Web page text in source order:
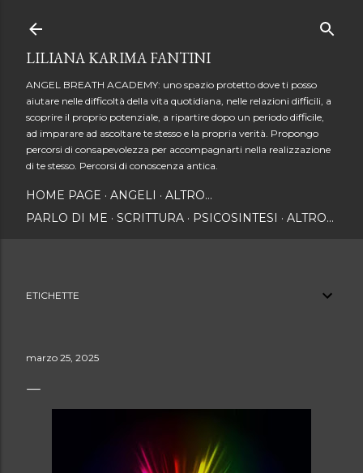
LILIANA KARIMA FANTINI
ANGEL BREATH ACADEMY: uno spazio protetto dove ti posso
aiutare nelle difficoltà della vita quotidiana, nelle relazioni difficili, a
scoprire il proprio potenziale, a ripartire dopo un periodo difficile,
ad imparare ad ascoltare te stesso e la propria verità. Propongo
percorsi di consapevolezza per accompagnarti nella realizzazione
di te stesso. Percorsi di conoscenza antica.
HOME PAGE ANGELI
ALTRO…
PARLO DI ME
SCRITTURA PSICOSINTESI ALTRO…
ETICHETTE
marzo 25, 2025